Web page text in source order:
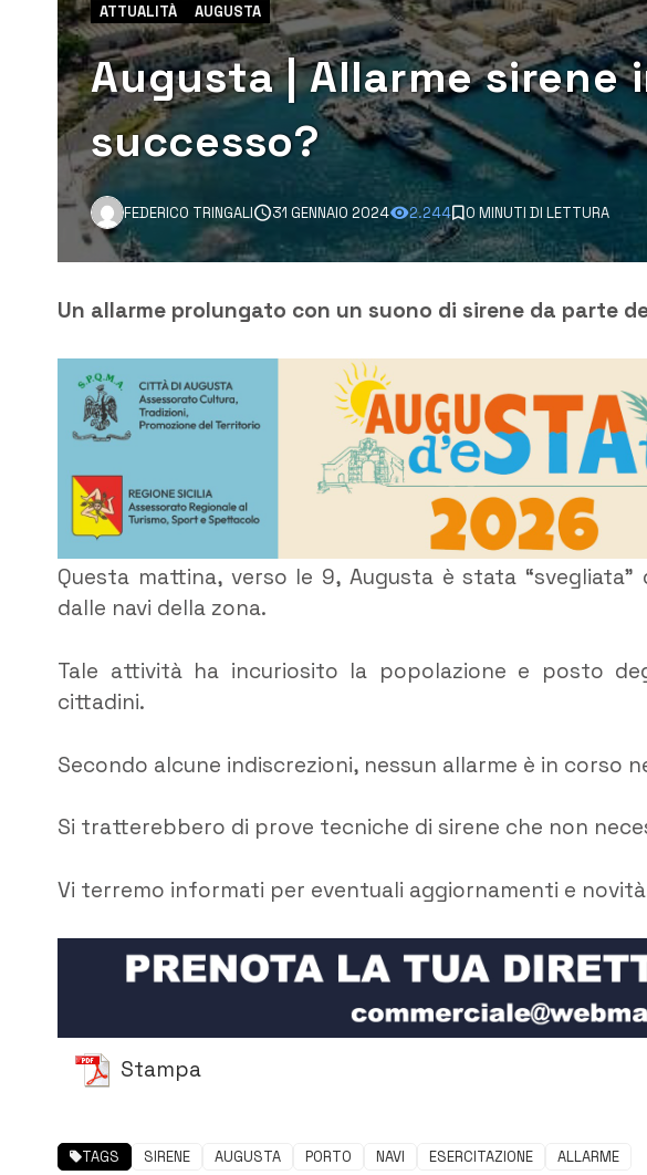
ATTUALITÀ AUGUSTA
Augusta | Allarme sirene
successo?
FEDERICO TRINGALI 31 GENNAIO 2024 2.244 0 MINUTI DI LETTURA
Un allarme prolungato con un suono di sirene da parte
Questa mattina, verso le 9, Augusta è stata
dalle navi della zona.
Tale attività ha incuriosito la popolazione e posto
cittadini.
Secondo alcune indiscrezioni, nessun allarme è in corso
Si tratterebbero di prove tecniche di sirene che non
Vi terremo informati per eventuali aggiornamenti e
Stampa
TAGS SIRENE AUGUSTA PORTO NAVI ESERCITAZIONE ALLARME